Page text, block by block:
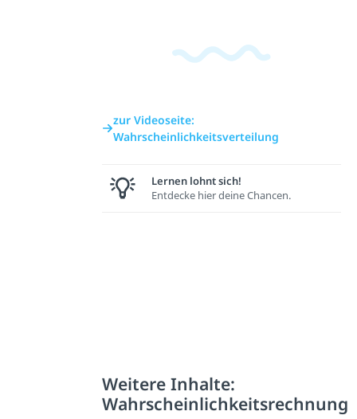
zur Videoseite:
Wahrscheinlichkeitsverteilung
Lernen lohnt sich!
Entdecke hier deine Chancen.
Weitere Inhalte:
Wahrscheinlichkeitsrechnung